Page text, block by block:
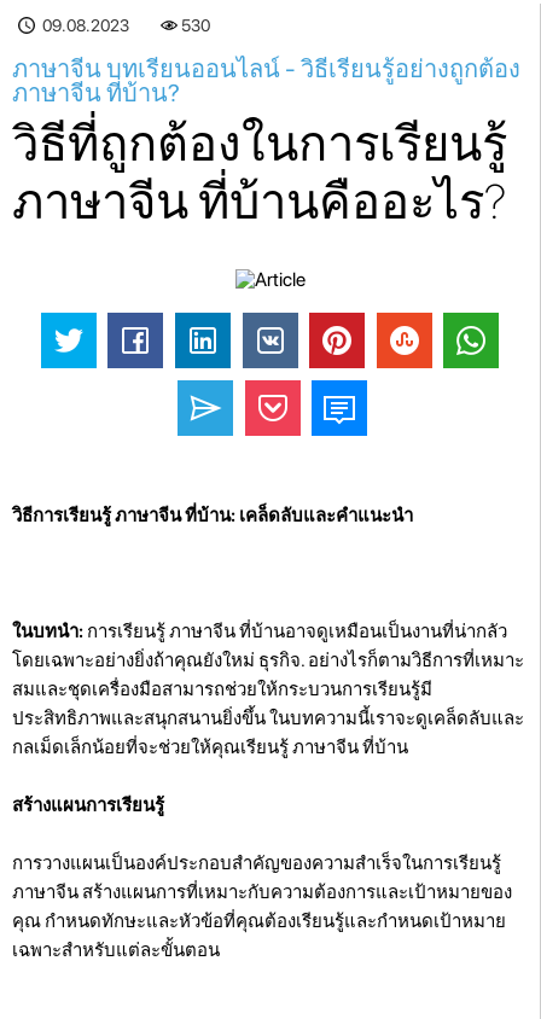
09.08.2023 530
ภาษาจีน บทเรียนออนไลน์ - วิธีเรียนรู้อย่างถูกต้อง
ภาษาจีน ที่บ้าน?
วิธีที่ถูกต้องในการเรียนรู้
ภาษาจีน ที่บ้านคืออะไร?
วิธีการเรียนรู้ ภาษาจีน ที่บ้าน: เคล็ดลับและคำแนะนำ
ในบทนำ: การเรียนรู้ ภาษาจีน ที่บ้านอาจดูเหมือนเป็นงานที่น่ากลัว
โดยเฉพาะอย่างยิ่งถ้าคุณยังใหม่ ธุรกิจ. อย่างไรก็ตามวิธีการที่เหมาะ
สมและชุดเครื่องมือสามารถช่วยให้กระบวนการเรียนรู้มี
ประสิทธิภาพและสนุกสนานยิ่งขึ้น ในบทความนี้เราจะดูเคล็ดลับและ
กลเม็ดเล็กน้อยที่จะช่วยให้คุณเรียนรู้ ภาษาจีน ที่บ้าน
สร้างแผนการเรียนรู้
การวางแผนเป็นองค์ประกอบสำคัญของความสำเร็จในการเรียนรู้
ภาษาจีน สร้างแผนการที่เหมาะกับความต้องการและเป้าหมายของ
คุณ กำหนดทักษะและหัวข้อที่คุณต้องเรียนรู้และกำหนดเป้าหมาย
เฉพาะสำหรับแต่ละขั้นตอน